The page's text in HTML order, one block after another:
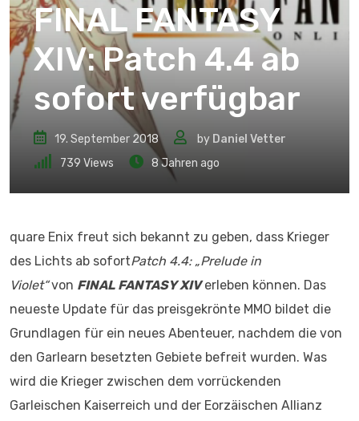
FINAL FANTASY
XIV: Patch 4.4 ab
sofort verfügbar
19. September 2018 by Daniel Vetter
739 Views 8 Jahren ago
quare Enix freut sich bekannt zu geben, dass Krieger
des Lichts ab sofortPatch 4.4: „Prelude in
Violet“von FINAL FANTASY XIVerleben können. Das
neueste Update für das preisgekrönte MMO bildet die
Grundlagen für ein neues Abenteuer, nachdem die von
den Garlearn besetzten Gebiete befreit wurden. Was
wird die Krieger zwischen dem vorrückenden
Garleischen Kaiserreich und der Eorzäischen Allianz